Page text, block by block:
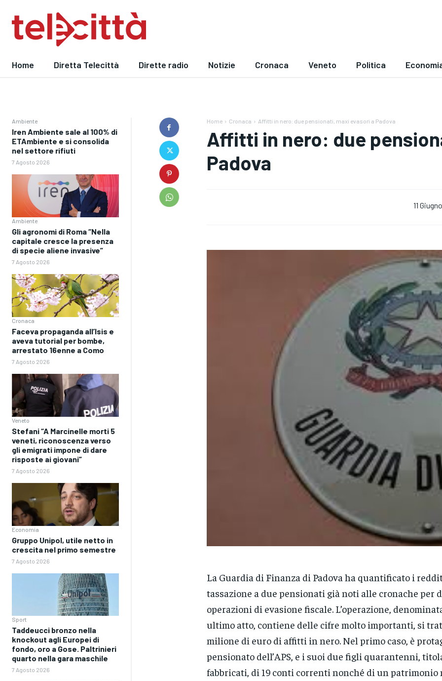
Home Diretta Telecittà Dirette radio Notizie Cronaca Veneto Politica
Ambiente
Iren Ambiente sale al 100% di
ETAmbiente e si consolida
nel settore rifiuti
7 Agosto 2026
Ambiente
Gli agronomi di Roma “Nella
capitale cresce la presenza
di specie aliene invasive”
7 Agosto 2026
Cronaca
Faceva propaganda all’Isis e
aveva tutorial per bombe,
arrestato 16enne a Como
7 Agosto 2026
Veneto
Stefani “A Marcinelle morti 5
veneti, riconoscenza verso
gli emigrati impone di dare
risposte ai giovani”
7 Agosto 2026
Economia
Gruppo Unipol, utile netto in
crescita nel primo semestre
7 Agosto 2026
Sport
Taddeucci bronzo nella
knockout agli Europei di
fondo, oro a Gose. Paltrinieri
quarto nella gara maschile
7 Agosto 2026
Home Cronaca Affitti in nero: due pensionati, maxi evasori a Padova
Affitti in nero: due
Padova
11
La Guardia di Finanza di Padova ha quantificato i
tassazione a due pensionati già noti alle cronache per
operazioni di evasione fiscale. L’operazione,
ultimo atto, contiene delle cifre molto importanti, si
milione di euro di affitti in nero. Nel primo caso, è
pensionato dell’APS, e i suoi due figli quarantenni,
fabbricati, di 19 conti correnti nonché di un patrimonio